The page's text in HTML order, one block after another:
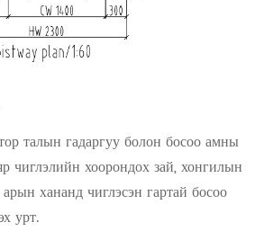
талын гадаргуу болон босоо амны
чиглэлийн хоорондох зай, хонгилын
хананд чиглэсэн гартай босоо
урт.